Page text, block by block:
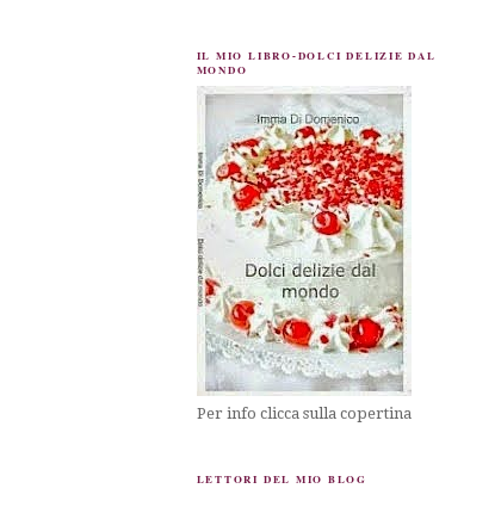
IL MIO LIBRO-DOLCI DELIZIE DAL
MONDO
Per info clicca sulla copertina
LETTORI DEL MIO BLOG